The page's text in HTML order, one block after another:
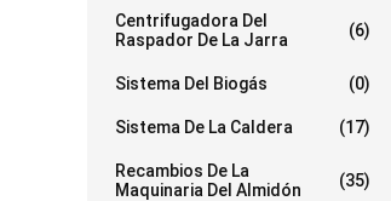
Centrifugadora Del
Raspador De La Jarra
(6)
Sistema Del Biogás (0)
Sistema De La Caldera (17)
Recambios De La
Maquinaria Del Almidón
(35)